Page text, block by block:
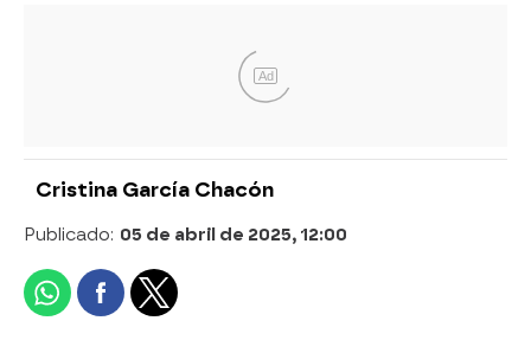
Ad
Cristina García Chacón
Publicado: 05 de abril de 2025, 12:00